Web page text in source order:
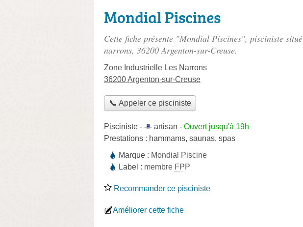
Mondial Piscines
Cette fiche présente "Mondial Piscines", pisciniste situé
narrons, 36200 Argenton-sur-Creuse.
Zone Industrielle Les Narrons
36200 Argenton-sur-Creuse
📞 Appeler ce pisciniste
Pisciniste - artisan - Ouvert jusqu'à 19h
Prestations : hammams, saunas, spas
Marque : Mondial Piscine
Label : membre FPP
Recommander ce pisciniste
Améliorer cette fiche